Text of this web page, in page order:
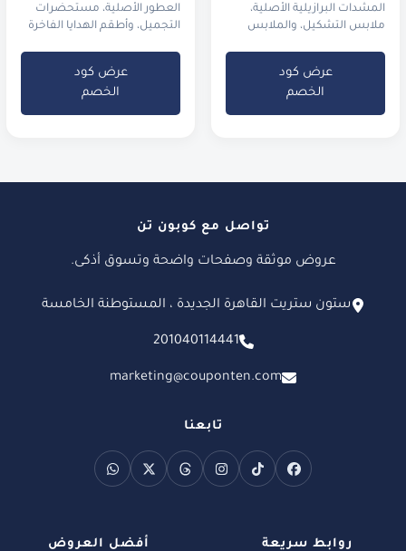
المشدات البرازيلية الأصلية،
ملابس التشكيل، والملابس
عرض كود
الخصم
العطور الأصلية، مستحضرات
التجميل، وأطقم الهدايا الفاخرة
عرض كود
الخصم
تواصل مع كوبون تن
عروض موثقة وصفحات واضحة وتسوق أذكى.
ستون ستريت القاهرة الجديدة ، المستوطنة الخامسة
201040114441
marketing@couponten.com
تابعنا
روابط سريعة أفضل العروض